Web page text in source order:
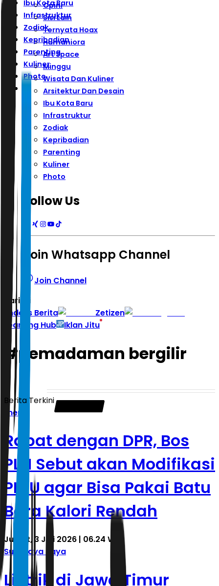
Ibu Kota Baru
Infrastruktur
Zodiak
Kepribadian
Parenting
Kuliner
Photo
Opini
Sisi Lain
Ternyata Hoax
Humaniora
Art Space
Minggu
Wisata Dan Kuliner
Arsitektur Dan Desain
Ibu Kota Baru
Infrastruktur
Zodiak
Kepribadian
Parenting
Kuliner
Photo
Follow Us
Join Whatsapp Channel
Join Channel
Hari ini
Indeks Berita
Zetizen
Learning Hub
Iklan Jitu
#pemadaman bergilir
Berita Terkini
Energi
Rapat dengan DPR, Bos
PLN Sebut akan Modifikasi
PLTU agar Bisa Pakai Batu
Bara Kalori Rendah
Jumat, 3 Juli 2026 | 06.24 WIB
Surabaya Raya
Listrik di Jawa Timur